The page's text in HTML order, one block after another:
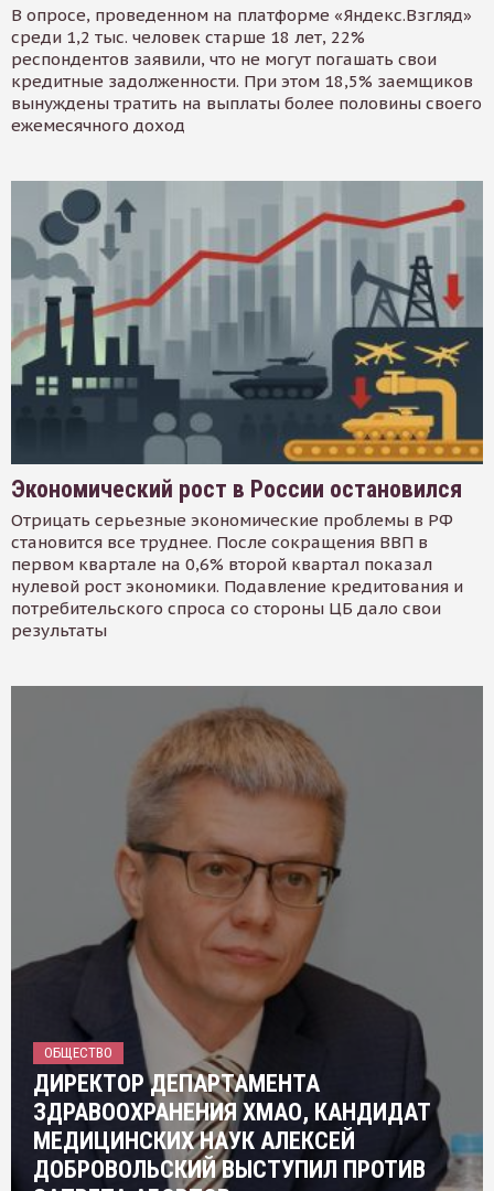
В опросе, проведенном на платформе «Яндекс.Взгляд»
среди 1,2 тыс. человек старше 18 лет, 22%
респондентов заявили, что не могут погашать свои
кредитные задолженности. При этом 18,5% заемщиков
вынуждены тратить на выплаты более половины своего
ежемесячного доход
Экономический рост в России остановился
Отрицать серьезные экономические проблемы в РФ
становится все труднее. После сокращения ВВП в
первом квартале на 0,6% второй квартал показал
нулевой рост экономики. Подавление кредитования и
потребительского спроса со стороны ЦБ дало свои
результаты
ОБЩЕСТВО
ДИРЕКТОР ДЕПАРТАМЕНТА
ЗДРАВООХРАНЕНИЯ ХМАО, КАНДИДАТ
МЕДИЦИНСКИХ НАУК АЛЕКСЕЙ
ДОБРОВОЛЬСКИЙ ВЫСТУПИЛ ПРОТИВ